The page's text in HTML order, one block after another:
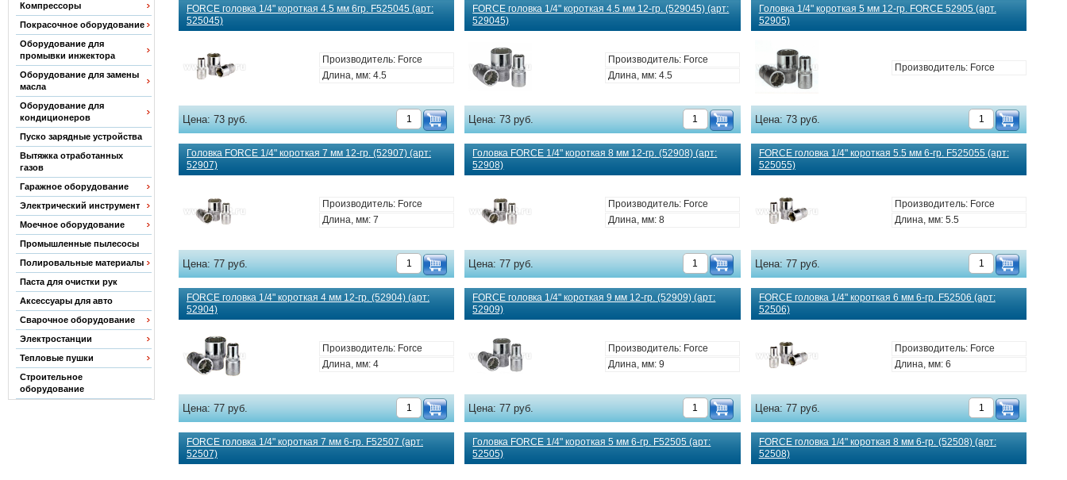
Компрессоры
Покрасочное оборудование
Оборудование для
промывки инжектора
Оборудование для замены
масла
Оборудование для
кондиционеров
Пуско зарядные устройства
Вытяжка отработанных
газов
Гаражное оборудование
Электрический инструмент
Моечное оборудование
Промышленные пылесосы
Полировальные материалы
Паста для очистки рук
Аксессуары для авто
Сварочное оборудование
Электростанции
Тепловые пушки
Строительное
оборудование
FORCE головка 1/4" короткая 4.5 мм 6гр. F525045 (арт:
525045)
Производитель: Force
Длина, мм: 4.5
Цена:73 руб.
FORCE головка 1/4" короткая 4.5 мм 12-гр. (529045) (арт:
529045)
Производитель: Force
Длина, мм: 4.5
Цена:73 руб.
Головка 1/4" короткая 5 мм 12-гр. FORCE 52905 (арт.
52905)
Производитель: Force
Цена:73 руб.
Головка FORCE 1/4" короткая 7 мм 12-гр. (52907) (арт:
52907)
Производитель: Force
Длина, мм: 7
Цена:77 руб.
Головка FORCE 1/4" короткая 8 мм 12-гр. (52908) (арт:
52908)
Производитель: Force
Длина, мм: 8
Цена:77 руб.
FORCE головка 1/4" короткая 5.5 мм 6-гр. F525055 (арт:
525055)
Производитель: Force
Длина, мм: 5.5
Цена:77 руб.
FORCE головка 1/4" короткая 4 мм 12-гр. (52904) (арт:
52904)
Производитель: Force
Длина, мм: 4
Цена:77 руб.
FORCE головка 1/4" короткая 9 мм 12-гр. (52909) (арт:
52909)
Производитель: Force
Длина, мм: 9
Цена:77 руб.
FORCE головка 1/4" короткая 6 мм 6-гр. F52506 (арт:
52506)
Производитель: Force
Длина, мм: 6
Цена:77 руб.
FORCE головка 1/4" короткая 7 мм 6-гр. F52507 (арт:
52507)
Головка FORCE 1/4" короткая 5 мм 6-гр. F52505 (арт:
52505)
FORCE головка 1/4" короткая 8 мм 6-гр. (52508) (арт:
52508)